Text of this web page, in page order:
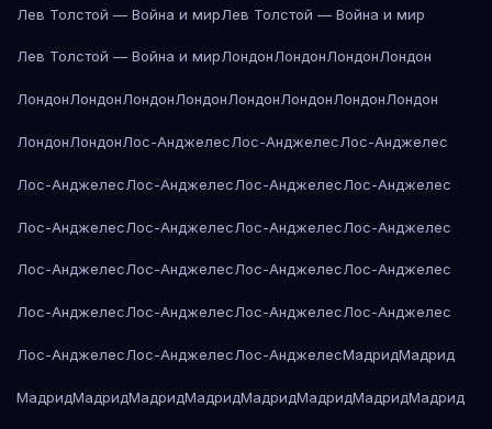
Лев Толстой — Война и мирЛев Толстой — Война и мир
Лев Толстой — Война и мирЛондонЛондонЛондонЛондон
ЛондонЛондонЛондонЛондонЛондонЛондонЛондонЛондон
ЛондонЛондонЛос-АнджелесЛос-АнджелесЛос-Анджелес
Лос-АнджелесЛос-АнджелесЛос-АнджелесЛос-Анджелес
Лос-АнджелесЛос-АнджелесЛос-АнджелесЛос-Анджелес
Лос-АнджелесЛос-АнджелесЛос-АнджелесЛос-Анджелес
Лос-АнджелесЛос-АнджелесЛос-АнджелесЛос-Анджелес
Лос-АнджелесЛос-АнджелесЛос-АнджелесМадридМадрид
МадридМадридМадридМадридМадридМадридМадридМадрид